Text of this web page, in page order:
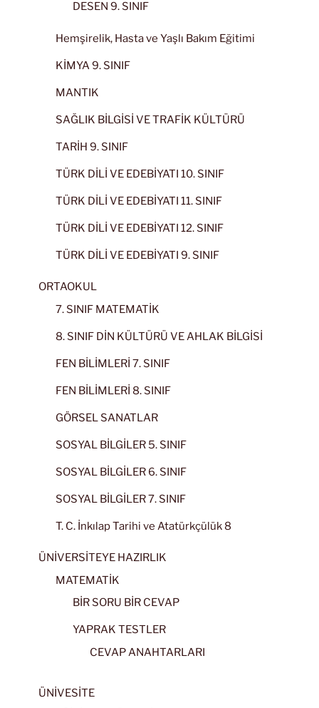
DESEN 9. SINIF
Hemşirelik, Hasta ve Yaşlı Bakım Eğitimi
KİMYA 9. SINIF
MANTIK
SAĞLIK BİLGİSİ VE TRAFİK KÜLTÜRÜ
TARİH 9. SINIF
TÜRK DİLİ VE EDEBİYATI 10. SINIF
TÜRK DİLİ VE EDEBİYATI 11. SINIF
TÜRK DİLİ VE EDEBİYATI 12. SINIF
TÜRK DİLİ VE EDEBİYATI 9. SINIF
ORTAOKUL
7. SINIF MATEMATİK
8. SINIF DİN KÜLTÜRÜ VE AHLAK BİLGİSİ
FEN BİLİMLERİ 7. SINIF
FEN BİLİMLERİ 8. SINIF
GÖRSEL SANATLAR
SOSYAL BİLGİLER 5. SINIF
SOSYAL BİLGİLER 6. SINIF
SOSYAL BİLGİLER 7. SINIF
T. C. İnkılap Tarihi ve Atatürkçülük 8
ÜNİVERSİTEYE HAZIRLIK
MATEMATİK
BİR SORU BİR CEVAP
YAPRAK TESTLER
CEVAP ANAHTARLARI
ÜNİVESİTE